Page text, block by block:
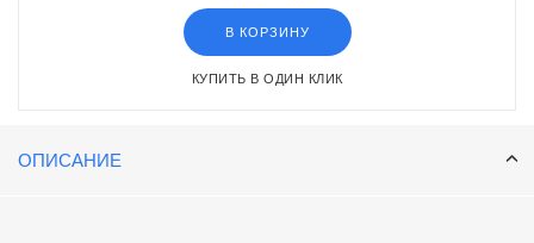
В КОРЗИНУ
КУПИТЬ В ОДИН КЛИК
ОПИСАНИЕ